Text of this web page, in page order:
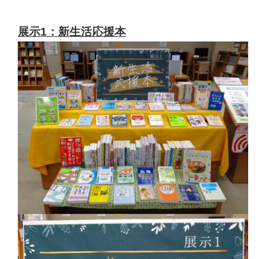
展示1：新生活応援本